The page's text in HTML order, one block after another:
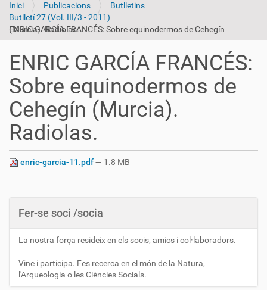
Inici Publicacions
Butlletins
Butlletí 27 (Vol. III/3 - 2011)
ENRIC GARCÍA FRANCÉS: Sobre equinodermos de Cehegín (Murcia). Radiolas.
ENRIC GARCÍA FRANCÉS:
Sobre equinodermos de
Cehegín (Murcia).
Radiolas.
enric-garcia-11.pdf— 1.8 MB
Fer-se soci /socia
La nostra força resideix en els socis, amics i col·laboradors.
Vine i participa. Fes recerca en el món de la Natura,
l'Arqueologia o les Ciències Socials.